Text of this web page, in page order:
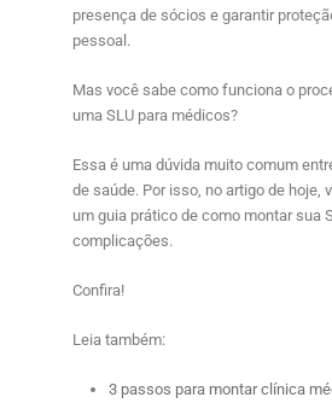
presença de sócios e garantir
pessoal.
Mas você sabe como funciona o
uma SLU para médicos?
Essa é uma dúvida muito comum
de saúde. Por isso, no artigo de hoje,
um guia prático de como montar sua
complicações.
Confira!
Leia também:
3 passos para montar clínica